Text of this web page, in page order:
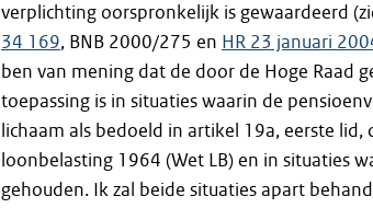
verplichting oorspronkelijk is gewaardeerd
34 169, BNB 2000/275 en HR 23 januari
ben van mening dat de door de Hoge Raad
toepassing is in situaties waarin de
lichaam als bedoeld in artikel 19a, eerste
loonbelasting 1964 (Wet LB) en in situaties
gehouden. Ik zal beide situaties apart